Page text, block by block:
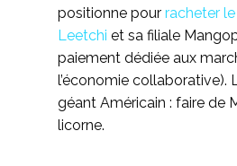
positionne pour racheter
Leetchi et sa filiale
paiement dédiée aux
l’économie collaborative).
géant Américain : faire de
licorne.